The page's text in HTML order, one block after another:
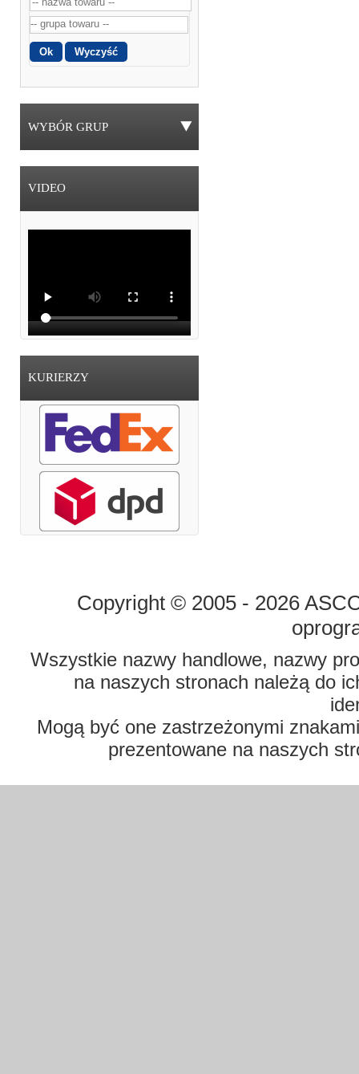
WYBÓR GRUP
VIDEO
KURIERZY
Copyright © 2005 - 2026
Wszystkie nazwy handlowe, nazwy
na naszych stronach należą do
Mogą być one zastrzeżonymi
prezentowane na naszych